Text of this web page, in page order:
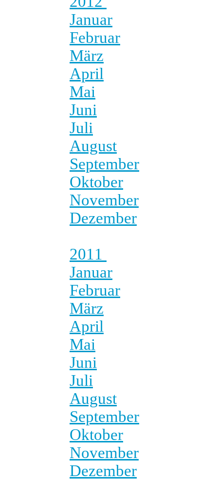
Januar
Februar
März
April
Mai
Juni
Juli
August
September
Oktober
November
Dezember
2011
Januar
Februar
März
April
Mai
Juni
Juli
August
September
Oktober
November
Dezember